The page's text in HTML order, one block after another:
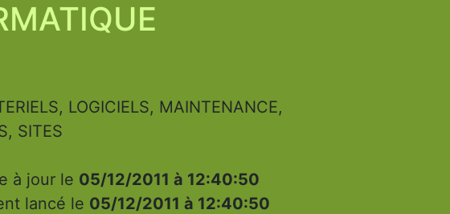
LOGICIELS, MAINTENANCE,
SITES
à jour le 05/12/2011 à 12:40:50
lancé le 05/12/2011 à 12:40:50